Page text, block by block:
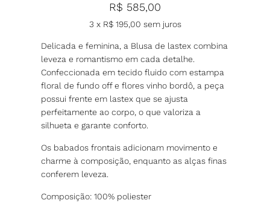
R$ 585,00
3 x R$195,00 sem juros
Delicada e feminina, a Blusa de lastex combina
leveza e romantismo em cada detalhe.
Confeccionada em tecido fluido com estampa
floral de fundo off e flores vinho bordô, a peça
possui frente em lastex que se ajusta
perfeitamente ao corpo, o que valoriza a
silhueta e garante conforto.
Os babados frontais adicionam movimento e
charme à composição, enquanto as alças finas
conferem leveza.
Composição: 100% poliester